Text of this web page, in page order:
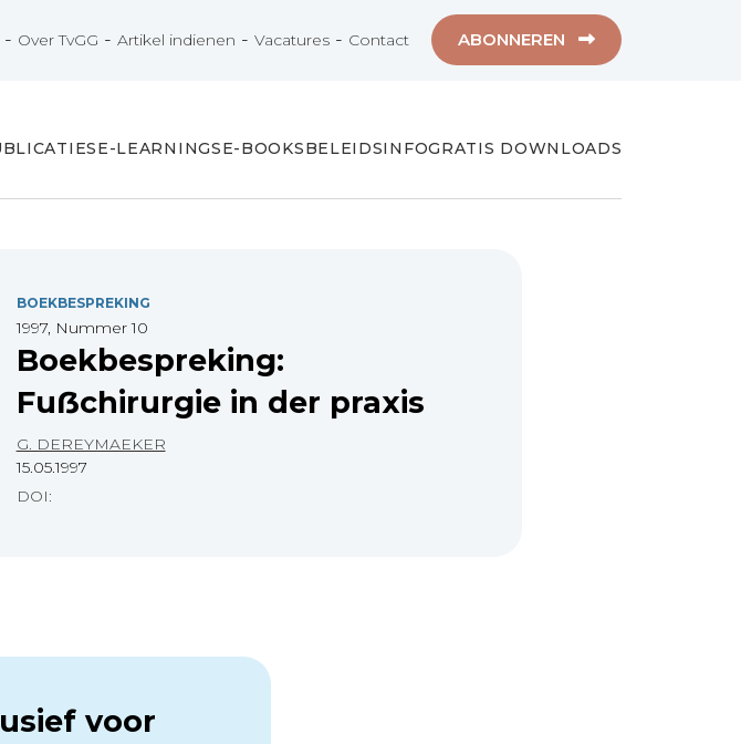
- Over TvGG -Artikel indienen -Vacatures - Contact ABONNEREN
E-LEARNINGSE-BOOKSBELEIDSINFOGRATIS DOWNLOADS
BOEKBESPREKING
1997, Nummer 10
Boekbespreking:
Fuẞchirurgie in der praxis
G. DEREYMAEKER
15.05.1997
DOI:
voor